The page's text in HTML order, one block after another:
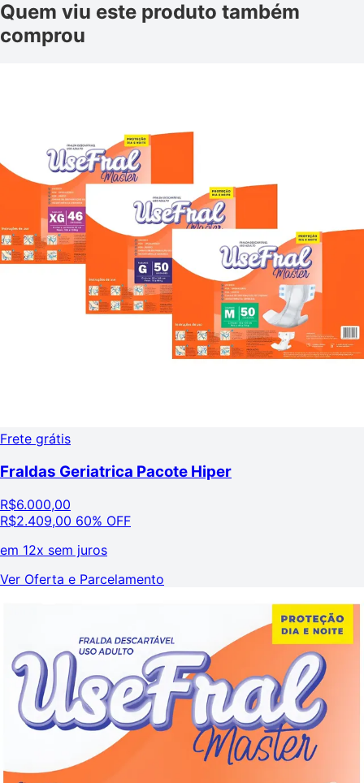
Quem viu este produto também
comprou
Frete grátis
Fraldas Geriatrica Pacote Hiper
R$6.000,00
R$2.409,00 60% OFF
em 12x sem juros
Ver Oferta e Parcelamento